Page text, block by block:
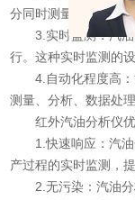
分同时测量的设计，
3.实时监测：汽油
行。这种实时监测的
4.自动化程度高：
测量、分析、数据处
红外汽油分析仪优
1.快速响应：汽油
产过程的实时监测，
2.无污染：汽油分